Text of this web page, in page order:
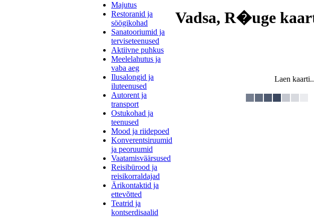
Majutus
Restoranid ja
söögikohad
Sanatooriumid ja
terviseteenused
Aktiivne puhkus
Meelelahutus ja
vaba aeg
Ilusalongid ja
iluteenused
Autorent ja
transport
Ostukohad ja
teenused
Mood ja riidepoed
Konverentsiruumid
ja peoruumid
Vaatamisväärsused
Reisibürood ja
reisikorraldajad
Ärikontaktid ja
ettevõtted
Teatrid ja
kontserdisaalid
Vadsa, R�uge
Laen